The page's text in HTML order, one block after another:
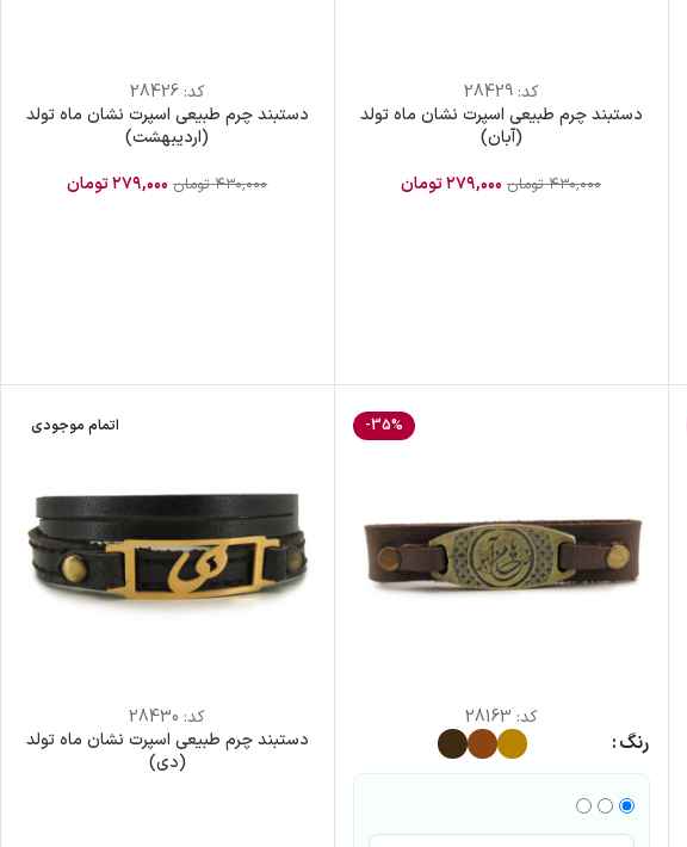
کد:28429
دستبند چرم طبیعی اسپرت نشان ماه تولد
(آبان)
۴۳۰,۰۰۰ تومان ۲۷۹,۰۰۰تومان
کد:28426
دستبند چرم طبیعی اسپرت نشان ماه تولد
(اردیبهشت)
۴۳۰,۰۰۰ تومان ۲۷۹,۰۰۰تومان
-35%
کد: 28163
رنگ
اتمام موجودی
کد: 28430
دستبند چرم طبیعی اسپرت نشان ماه تولد
(دی)